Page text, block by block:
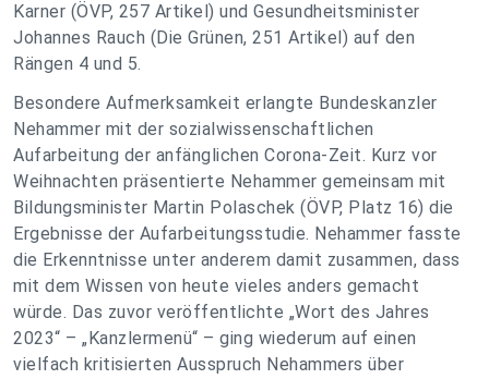
Karner (ÖVP, 257 Artikel) und Gesundheitsminister
Johannes Rauch (Die Grünen, 251 Artikel) auf den
Rängen 4 und 5.
Besondere Aufmerksamkeit erlangte Bundeskanzler
Nehammer mit der sozialwissenschaftlichen
Aufarbeitung der anfänglichen Corona-Zeit. Kurz vor
Weihnachten präsentierte Nehammer gemeinsam mit
Bildungsminister Martin Polaschek (ÖVP, Platz 16) die
Ergebnisse der Aufarbeitungsstudie. Nehammer fasste
die Erkenntnisse unter anderem damit zusammen, dass
mit dem Wissen von heute vieles anders gemacht
würde. Das zuvor veröffentlichte „Wort des Jahres
2023“ – „Kanzlermenü“ – ging wiederum auf einen
vielfach kritisierten Ausspruch Nehammers über